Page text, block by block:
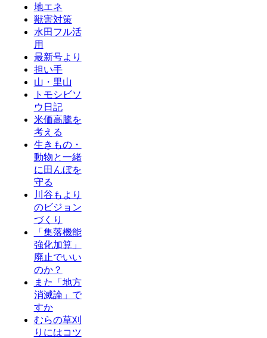
地エネ
獣害対策
水田フル活
用
最新号より
担い手
山・里山
トモシビソ
ウ日記
米価高騰を
考える
生きもの・
動物と一緒
に田んぼを
守る
川谷もより
のビジョン
づくり
「集落機能
強化加算」
廃止でいい
のか？
また「地方
消滅論」で
すか
むらの草刈
りにはコツ